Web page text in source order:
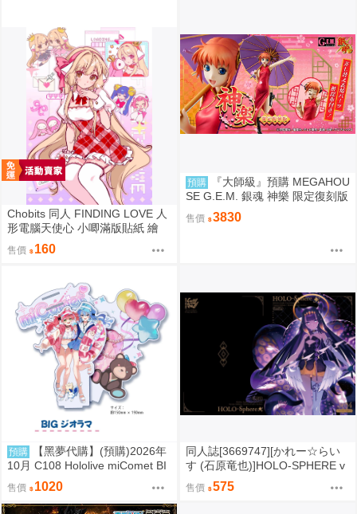
Chobits 同人 FINDING LOVE 人
形電腦天使心 小唧滿版貼紙 繪
師：Bee Bee
售價 160
預購
『大師級』預購 MEGAHOU
SE G.E.M. 銀魂 神樂 限定復刻版
售價 3830
預購
【黑夢代購】(預購)2026年
10月 C108 Hololive miComet BI
Gジオラマ 壓克力立牌 社團名:空
色姉妹 繪師:綾香
售價 1020
同人誌[3669747][かれー☆らい
す (石原竜也)]HOLO-SPHERE v
ol.04 (hololive )
售價 575